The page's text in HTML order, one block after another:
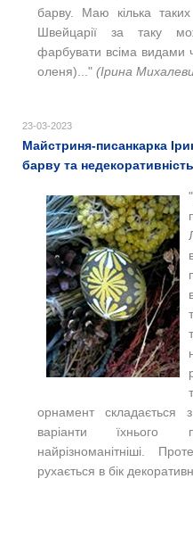
барву. Маю кілька
Швейцарії за таку
фарбувати всіма видами
оленя)..." (Ірина
23-03-2023
Майстриня-писанкарка
барву та
орнамент складається
варіанти їхнього
найрізноманітніші.
рухається в бік